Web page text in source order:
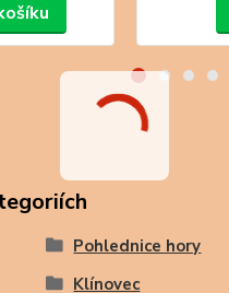
Pohlednice hory
Klínovec